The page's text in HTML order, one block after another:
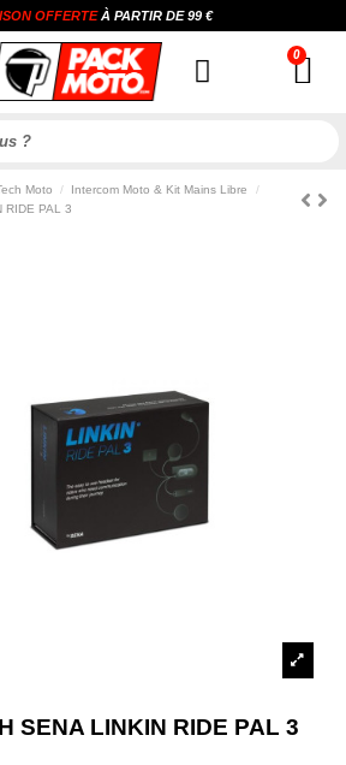
OFFERTEÀ PARTIR DE99 €
Moto
Intercom Moto & Kit Mains Libre
RIDE PAL 3
SENA LINKIN RIDE PAL 3